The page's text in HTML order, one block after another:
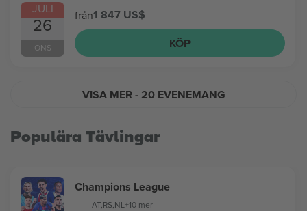
JULI
26
ONS
från1 847 US$
KÖP
VISA MER- 20 EVENEMANG
Populära Tävlingar
Champions League
AT,RS,NL+10 mer